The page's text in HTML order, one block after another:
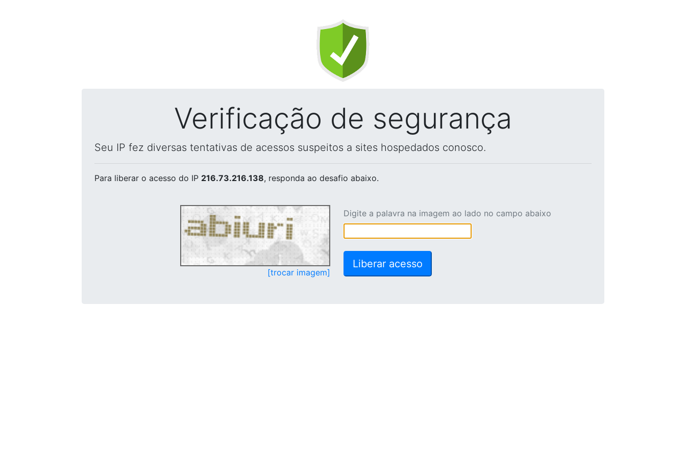
Verificação de segurança
Seu IP fez diversas tentativas de acessos suspeitos a sites hospedados conosco.
Para liberar o acesso do IP 216.73.216.138, responda ao desafio abaixo.
[trocar imagem]
Digite a palavra na imagem ao lado no campo abaixo